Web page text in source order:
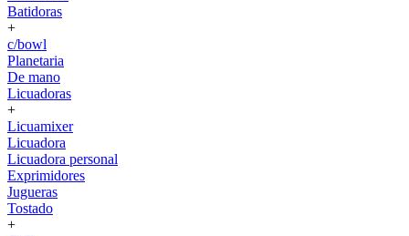
Batidoras
+
c/bowl
Planetaria
De mano
Licuadoras
+
Licuamixer
Licuadora
Licuadora personal
Exprimidores
Jugueras
Tostado
+